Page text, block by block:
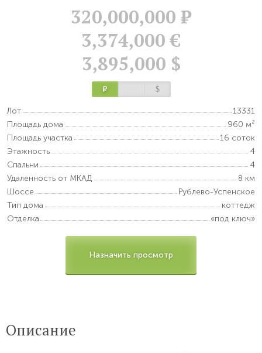
320,000,000 Р
3,374,000 €
3,895,000 $
Р $
Лот
13331
Площадь дома
960 м²
Площадь участка
16 соток
Этажность
4
Спальни
4
Удаленность от МКАД
8 км
Шоссе
Рублево-Успенское
Тип дома
коттедж
Отделка
«под ключ»
Назначить просмотр
Описание